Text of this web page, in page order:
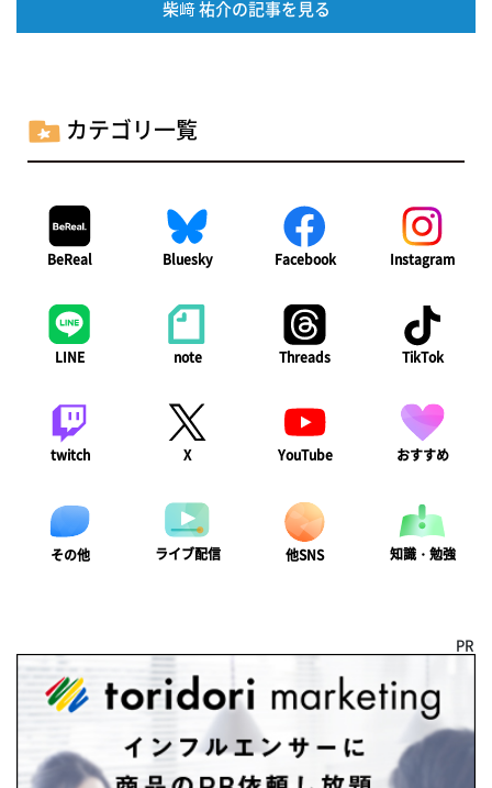
柴﨑 祐介の記事を見る
カテゴリ一覧
BeReal Bluesky Facebook Instagram
LINE note Threads TikTok
twitch X YouTube おすすめ
その他 ライブ配信 他SNS 知識・勉強
PR